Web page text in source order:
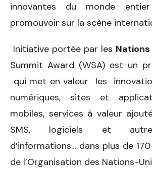
innovantes du monde
promouvoir sur la scène
Initiative portée par les Nations
Summit Award (WSA) est un
qui met en valeur les
numériques, sites et
mobiles, services à valeur
SMS, logiciels et
d’informations… dans plus de
de l’Organisation des Nations-